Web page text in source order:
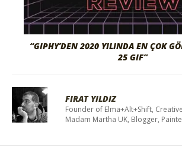
“GIPHY’DEN 2020 YILINDA EN ÇOK
25 GIF”
FIRAT YILDIZ
Founder of Elma+Alt+Shift,
Madam Martha UK, Blogger,